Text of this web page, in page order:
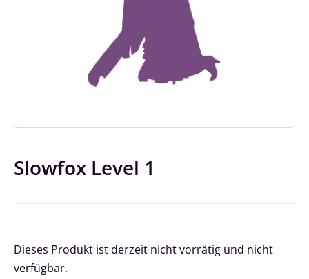
Slowfox Level 1
Dieses Produkt ist derzeit nicht vorrätig und nicht
verfügbar.